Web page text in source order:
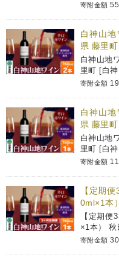
寄附金額
白神山
県 藤里
白神山地
里町 [白
寄附金額
白神山
県 藤里
白神山地
里町 [白
寄附金額
【定期
0ml×1本
【定期便
×1本）
寄附金額